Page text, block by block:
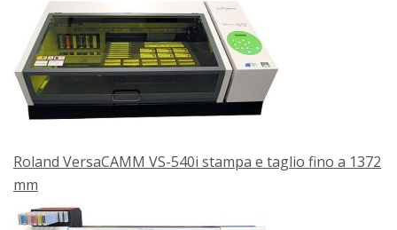
Roland VersaCAMM VS-540i stampa e taglio fino a 1372
mm